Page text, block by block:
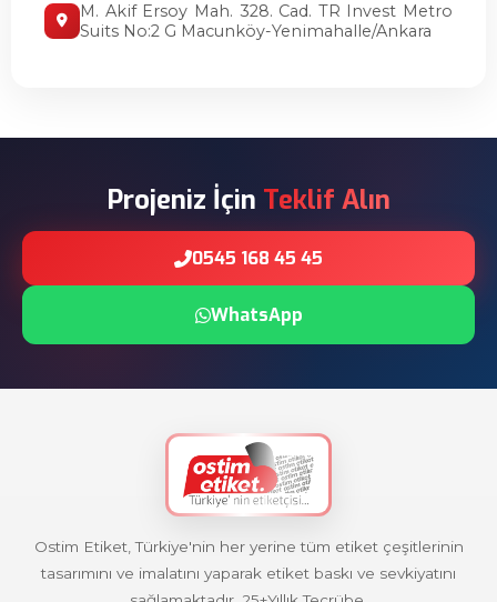
M. Akif Ersoy Mah. 328. Cad. TR Invest Metro
Suits No:2 G Macunköy-Yenimahalle/Ankara
Projeniz İçin Teklif Alın
0545 168 45 45
WhatsApp
Ostim Etiket, Türkiye'nin her yerine tüm etiket çeşitlerinin
tasarımını ve imalatını yaparak etiket baskı ve sevkiyatını